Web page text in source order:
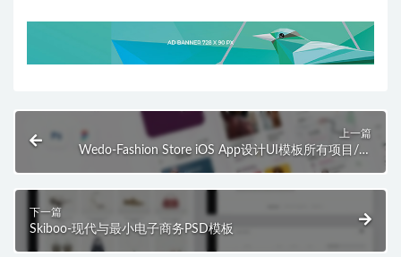
上一篇
Wedo-Fashion Store iOS App设计UI模板所有项目/图
形模板/ UX和UI套件
下一篇
Skiboo-现代与最小电子商务PSD模板